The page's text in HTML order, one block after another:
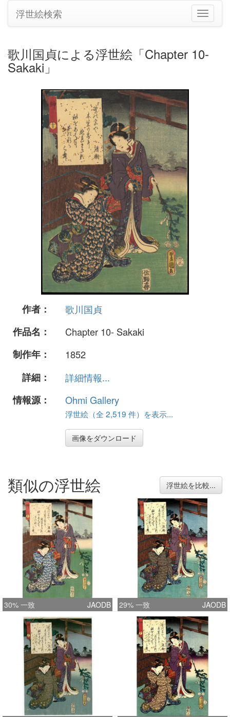
ナ
ビ
シ
浮世絵検索
歌川国貞による浮世絵「Chapter 10-
Sakaki」
作者：
歌川国貞
作品名：
Chapter 10- Sakaki
制作年：
1852
詳細：
詳細情報...
情報源：
Ohmi Gallery
浮世絵（全 2,519 件）を表示...
画像をダウンロード
類似の浮世絵 浮世絵を比較...
30% 一致 JAODB 29% 一致 JAODB